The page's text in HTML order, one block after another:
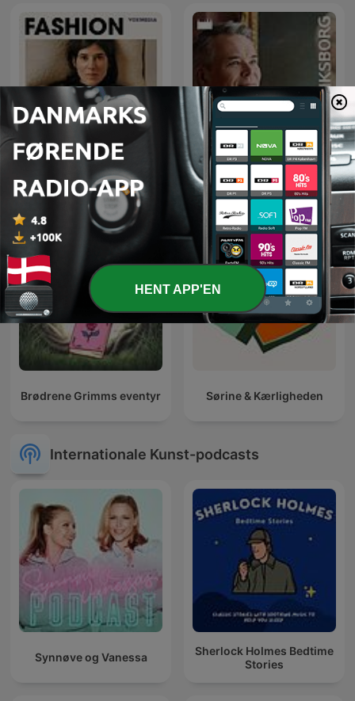
Fashion Neurosis with
Bella Freud
PORTRÆT med Tore Leifer
- Frederiksborg
Brødrene Grimms eventyr Sørine & Kærligheden
Internationale Kunst-podcasts
Synnøve og Vanessa
Sherlock Holmes Bedtime
Stories
HENT APP'EN